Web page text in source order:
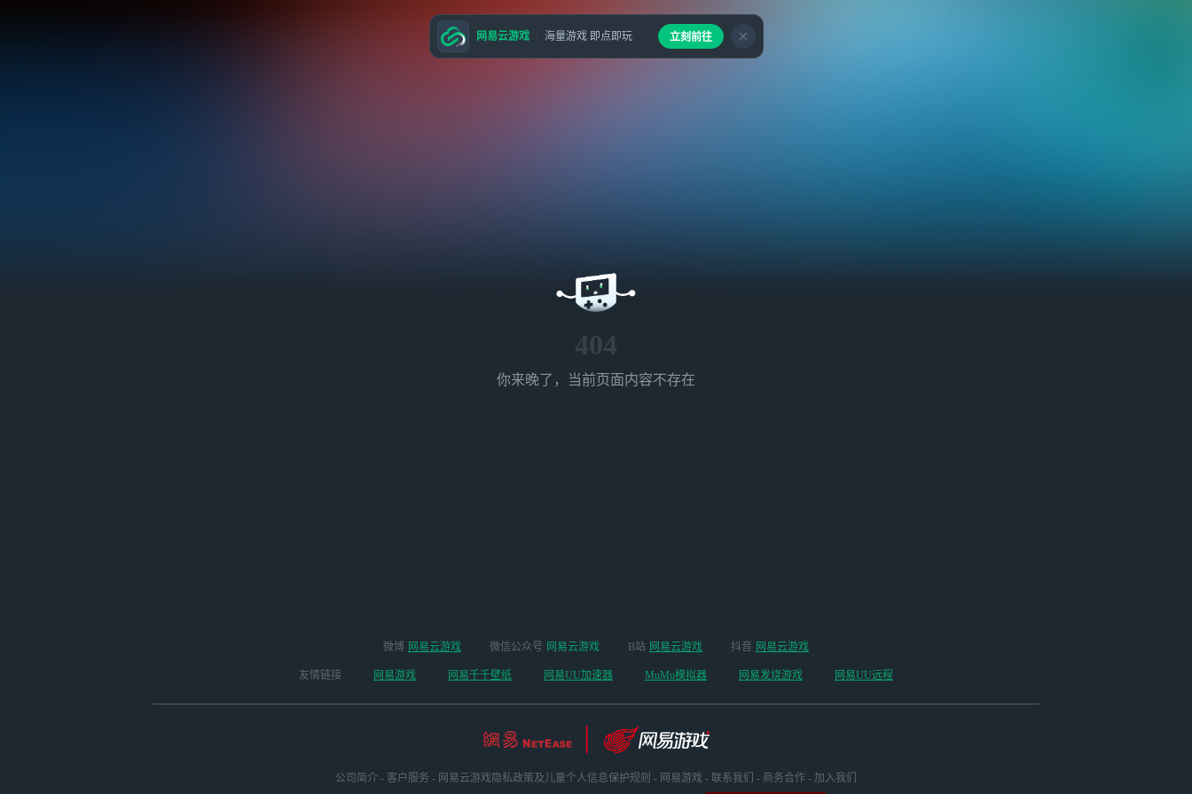
404
你来晚了，当前页面内容不存在
网易云游戏 海量游戏 即点即玩 立刻前往
微博 网易云游戏 微信公众号 网易云游戏 B站 网易云游戏 抖音 网易云游戏
友情链接 网易游戏 网易千千壁纸 网易UU加速器 MuMu模拟器 网易发烧游戏 网易UU远程
公司简介 - 客户服务 - 网易云游戏隐私政策及儿童个人信息保护规则 - 网易游戏 - 联系我们 - 商务合作 - 加入我们